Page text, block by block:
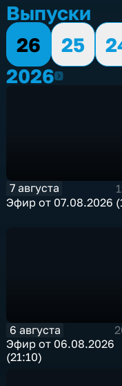
Выпуски
26
25
20262026
7 августа
Эфир от 07.08.2026
6 августа
Эфир от 06.08.2026
(21:10)